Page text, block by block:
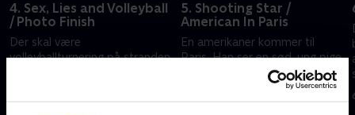
4. Sex, Lies and Volleyball
/ Photo Finish
Der skal være
volleyballturnering på stranden,
5. Shooting Star /
American In Paris
En amerikaner kommer til
Paris. Han ser en sød, ung pige
på en bænk i parken, og de
kommer i snak. Han hedder
Rick, hun hedder Brenda